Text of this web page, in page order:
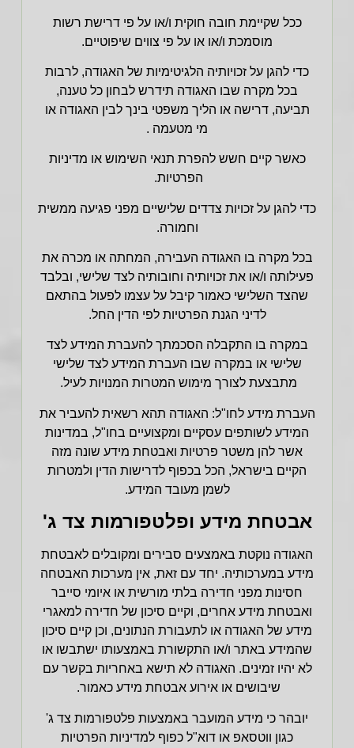
ככל שקיימת חובה חוקית ו/או על פי דרישת רשות
מוסמכת ו/או או על פי צווים שיפוטיים.
כדי להגן על זכויותיה הלגיטימיות של האגודה, לרבות
בכל מקרה שבו האגודה תידרש לבחון כל טענה,
תביעה, דרישה או הליך משפטי בינך לבין האגודה או
מי מטעמה .
כאשר קיים חשש להפרת תנאי השימוש או מדיניות
הפרטיות.
כדי להגן על זכויות צדדים שלישיים מפני פגיעה ממשית
וחמורה.
בכל מקרה בו האגודה העבירה, המחתה או מכרה את
פעילותה ו/או את זכויותיה וחובותיה לצד שלישי, ובלבד
שהצד השלישי כאמור קיבל על עצמו לפעול בהתאם
לדיני הגנת הפרטיות לפי הדין החל.
במקרה בו התקבלה הסכמתך להעברת המידע לצד
שלישי או במקרה שבו העברת המידע לצד שלישי
מתבצעת לצורך מימוש המטרות המנויות לעיל.
העברת מידע לחו"ל: האגודה תהא רשאית להעביר את
המידע לשותפים עסקיים ומקצועיים בחו"ל, במדינות
אשר להן משטר פרטיות ואבטחת מידע שונה מזה
הקיים בישראל, הכל בכפוף לדרישות הדין ולמטרות
לשמן מעובד המידע.
אבטחת מידע ופלטפורמות צד ג'
האגודה נוקטת באמצעים סבירים ומקובלים לאבטחת
מידע במערכותיה. יחד עם זאת, אין מערכות האבטחה
חסינות מפני חדירה בלתי מורשית או איומי סייבר
ואבטחת מידע אחרים, וקיים סיכון של חדירה למאגרי
מידע של האגודה או לתעבורת הנתונים, וכן קיים סיכון
שהמידע באתר ו/או התקשורת באמצעותו ישתבשו או
לא יהיו זמינים. האגודה לא תישא באחריות בקשר עם
שיבושים או אירוע אבטחת מידע כאמור.
יובהר כי מידע המועבר באמצעות פלטפורמות צד ג'
כגון ווטסאפ או דוא"ל כפוף למדיניות הפרטיות